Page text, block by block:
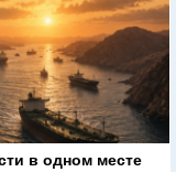
в одном месте